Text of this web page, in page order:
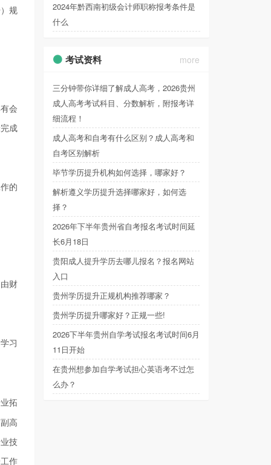
规
会
成
的
财
习
拓
高
技
作
2024年黔西南初级会计师职称报考条件是
什么
考试资料 more
三分钟带你详细了解成人高考，2026贵州
成人高考考试科目、分数解析，附报考详
细流程！
成人高考和自考有什么区别？成人高考和
自考区别解析
毕节学历提升机构如何选择，哪家好？
解析遵义学历提升选择哪家好，如何选
择？
2026年下半年贵州省自考报名考试时间延
长6月18日
贵阳成人提升学历去哪儿报名？报名网站
入口
贵州学历提升正规机构推荐哪家？
贵州学历提升哪家好？正规一些!
2026下半年贵州自学考试报名考试时间6月
11日开始
在贵州想参加自学考试担心英语考不过怎
么办？